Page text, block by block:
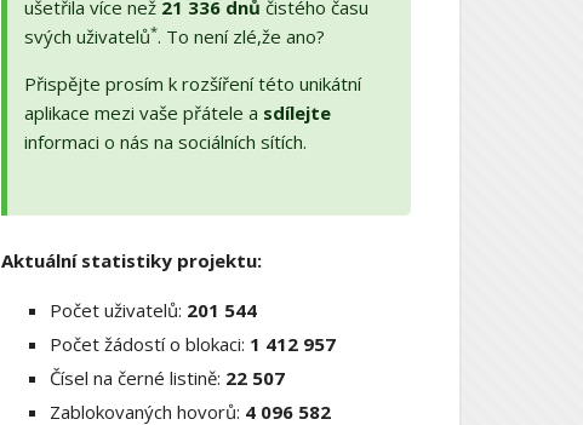
ušetřila více než 21 336 dnů čistého času
svých uživatelů*. To není zlé,že ano?
Přispějte prosím k rozšíření této unikátní
aplikace mezi vaše přátele a sdílejte
informaci o nás na sociálních sítích.
Aktuální statistiky projektu:
Počet uživatelů: 201 544
Počet žádostí o blokaci: 1 412 957
Čísel na černé listině: 22 507
Zablokovaných hovorů: 4 096 582